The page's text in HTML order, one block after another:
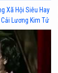
Xã Hội Siêu Hay
Cải Lương Kim Tử